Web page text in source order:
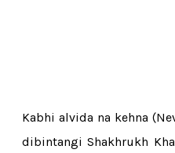
Kabhi alvida na kehna
dibintangi Shakhrukh